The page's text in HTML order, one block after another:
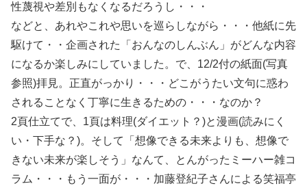
性蔑視や差別もなくなるだろうし・・・
などと、あれやこれや思いを巡らしながら・・・他紙に先
駆けて・・企画された「おんなのしんぶん」がどんな内容
になるか楽しみにしていました。で、12/2付の紙面(写真
参照)拝見。正直がっかり・・・どこがうたい文句に惑わ
されることなく丁寧に生きるための・・・なのか？
2頁仕立てで、1頁は料理(ダイエット？)と漫画(読みにく
い・下手な？)。そして「想像できる未来よりも、想像で
きない未来が楽しそう」なんて、とんがったミーハー雑コ
ラム・・・もう一面が・・・加藤登紀子さんによる笑福亭